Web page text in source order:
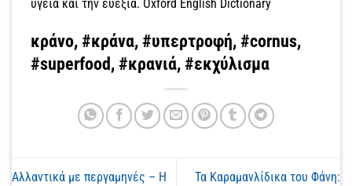
υγειά και την ευεξία. Oxford English Dictionary
κράνο, #κράνα, #υπερτροφή, #cornus,
#superfood, #κρανιά, #εκχύλισμα
Αλλαντικά με περγαμηνές – Η
Τα Καραμανλίδικα του Φάνη: